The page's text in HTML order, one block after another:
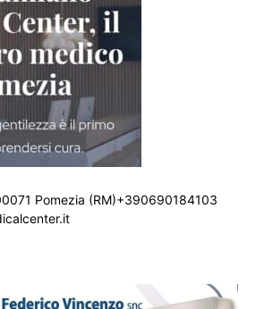
Pomezia (RM)+390690184103